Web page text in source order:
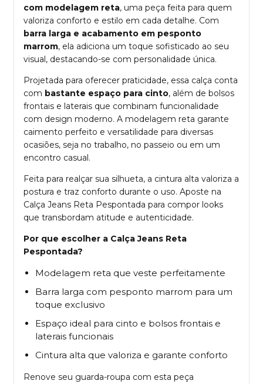
com modelagem reta, uma peça feita para quem
valoriza conforto e estilo em cada detalhe. Com
barra larga e acabamento em pesponto
marrom, ela adiciona um toque sofisticado ao seu
visual, destacando-se com personalidade única.
Projetada para oferecer praticidade, essa calça conta
com bastante espaço para cinto, além de bolsos
frontais e laterais que combinam funcionalidade
com design moderno. A modelagem reta garante
caimento perfeito e versatilidade para diversas
ocasiões, seja no trabalho, no passeio ou em um
encontro casual.
Feita para realçar sua silhueta, a cintura alta valoriza a
postura e traz conforto durante o uso. Aposte na
Calça Jeans Reta Pespontada para compor looks
que transbordam atitude e autenticidade.
Por que escolher a Calça Jeans Reta
Pespontada?
Modelagem reta que veste perfeitamente
Barra larga com pesponto marrom para um
toque exclusivo
Espaço ideal para cinto e bolsos frontais e
laterais funcionais
Cintura alta que valoriza e garante conforto
Renove seu guarda-roupa com esta peça